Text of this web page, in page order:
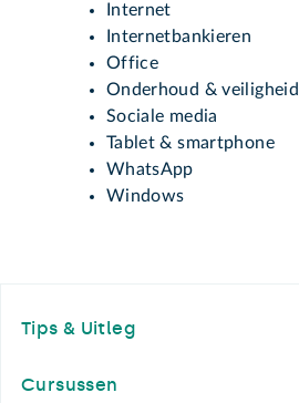
Internet
Internetbankieren
Office
Onderhoud & veiligheid
Sociale media
Tablet & smartphone
WhatsApp
Windows
Tips & Uitleg
Cursussen